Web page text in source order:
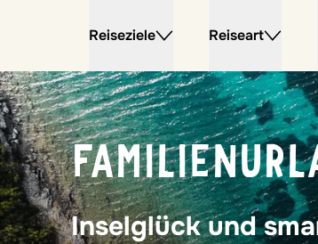
Reiseziele Reiseart
Inselglück und